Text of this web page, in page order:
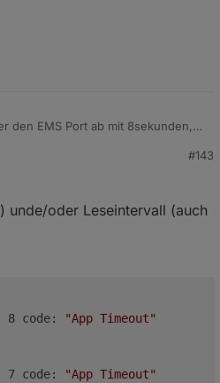
den EMS Port ab mit 8sekunden,
#143
unde/oder Leseintervall (auch
code:
"App Timeout"
code:
"App Timeout"